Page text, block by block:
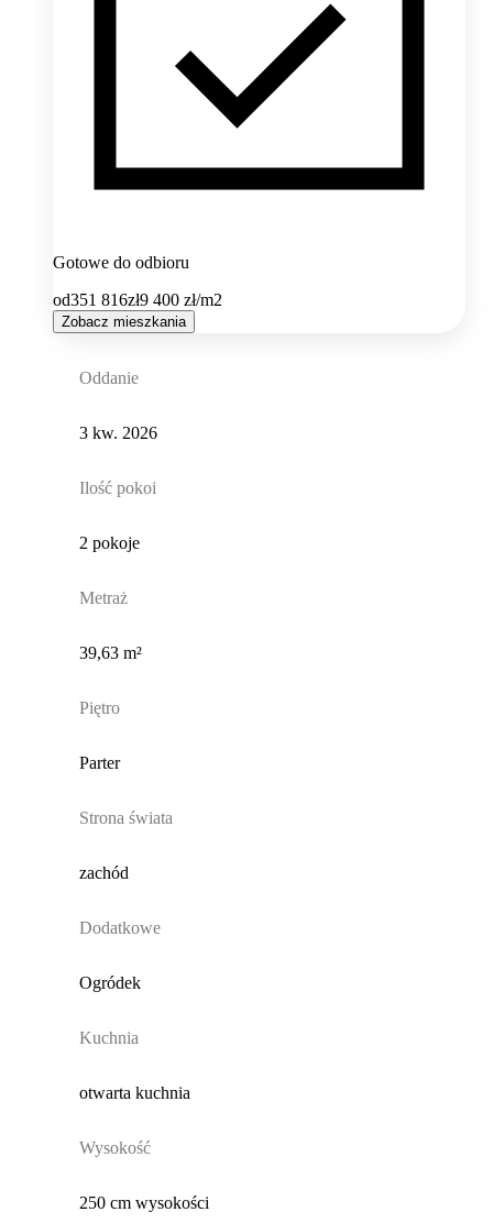
Gotowe do odbioru
od351 816zł9 400 zł/m2
Zobacz mieszkania
Oddanie
3 kw. 2026
Ilość pokoi
2 pokoje
Metraż
39,63 m²
Piętro
Parter
Strona świata
zachód
Dodatkowe
Ogródek
Kuchnia
otwarta kuchnia
Wysokość
250 cm wysokości